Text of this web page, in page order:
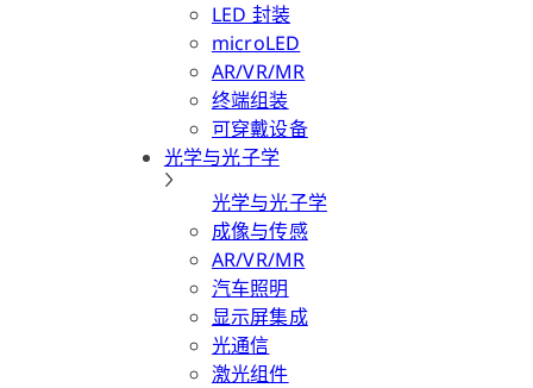
LED 封装
microLED
AR/VR/MR
终端组装
可穿戴设备
光学与光子学
光学与光子学
成像与传感
AR/VR/MR
汽车照明
显示屏集成
光通信
激光组件